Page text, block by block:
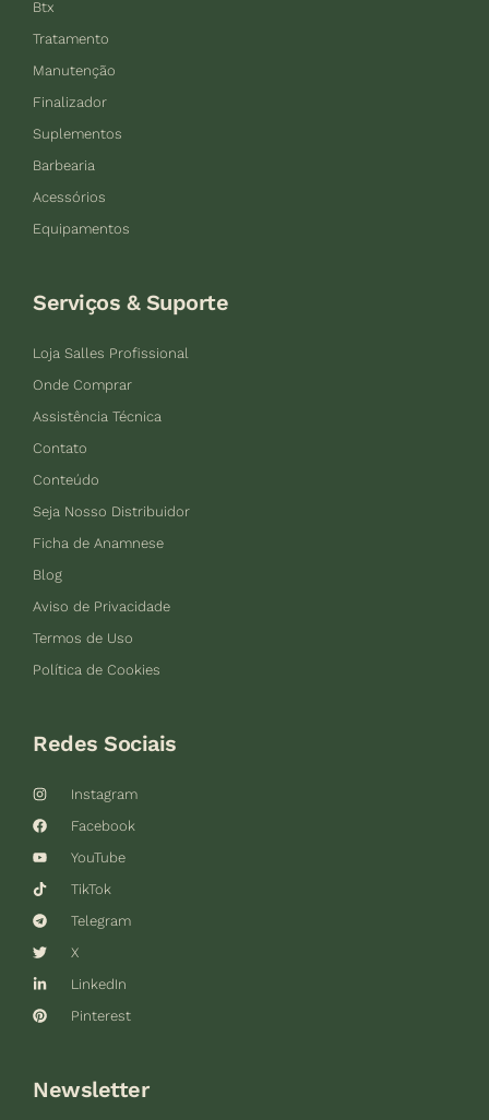
Btx
Tratamento
Manutenção
Finalizador
Suplementos
Barbearia
Acessórios
Equipamentos
Serviços & Suporte
Loja Salles Profissional
Onde Comprar
Assistência Técnica
Contato
Conteúdo
Seja Nosso Distribuidor
Ficha de Anamnese
Blog
Aviso de Privacidade
Termos de Uso
Política de Cookies
Redes Sociais
Instagram
Facebook
YouTube
TikTok
Telegram
X
LinkedIn
Pinterest
Newsletter